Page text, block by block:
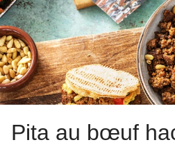
Pita au bœuf